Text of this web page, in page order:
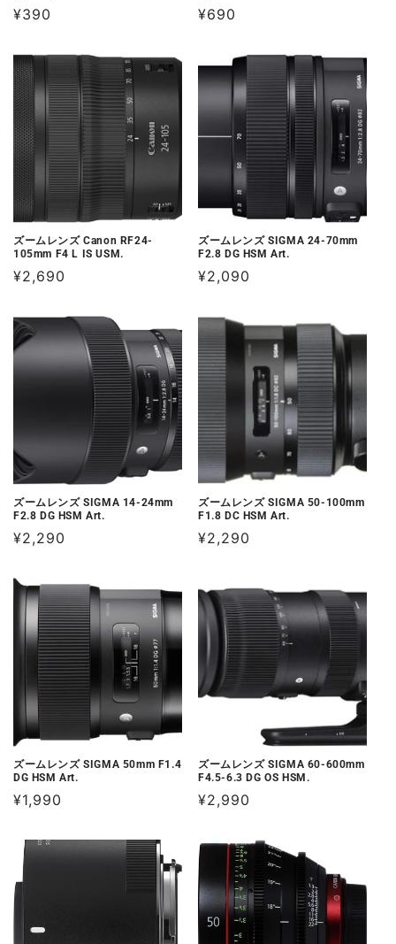
通
価
格
¥390
通
格
¥690
ズームレンズ Canon RF24-
105mm F4 L IS USM.
通
価
格
¥2,690
ズームレンズ SIGMA 24-70mm
F2.8 DG HSM Art.
通
価
¥2,090
ズームレンズ SIGMA 14-24mm
F2.8 DG HSM Art.
通
価
格
¥2,290
ズームレンズ SIGMA 50-100mm
F1.8 DC HSM Art.
通
格
¥2,290
ズームレンズ SIGMA 50mm F1.4
DG HSM Art.
通
価
格
¥1,990
ズームレンズ SIGMA 60-600mm
F4.5-6.3 DG OS HSM.
通
価
格
¥2,990